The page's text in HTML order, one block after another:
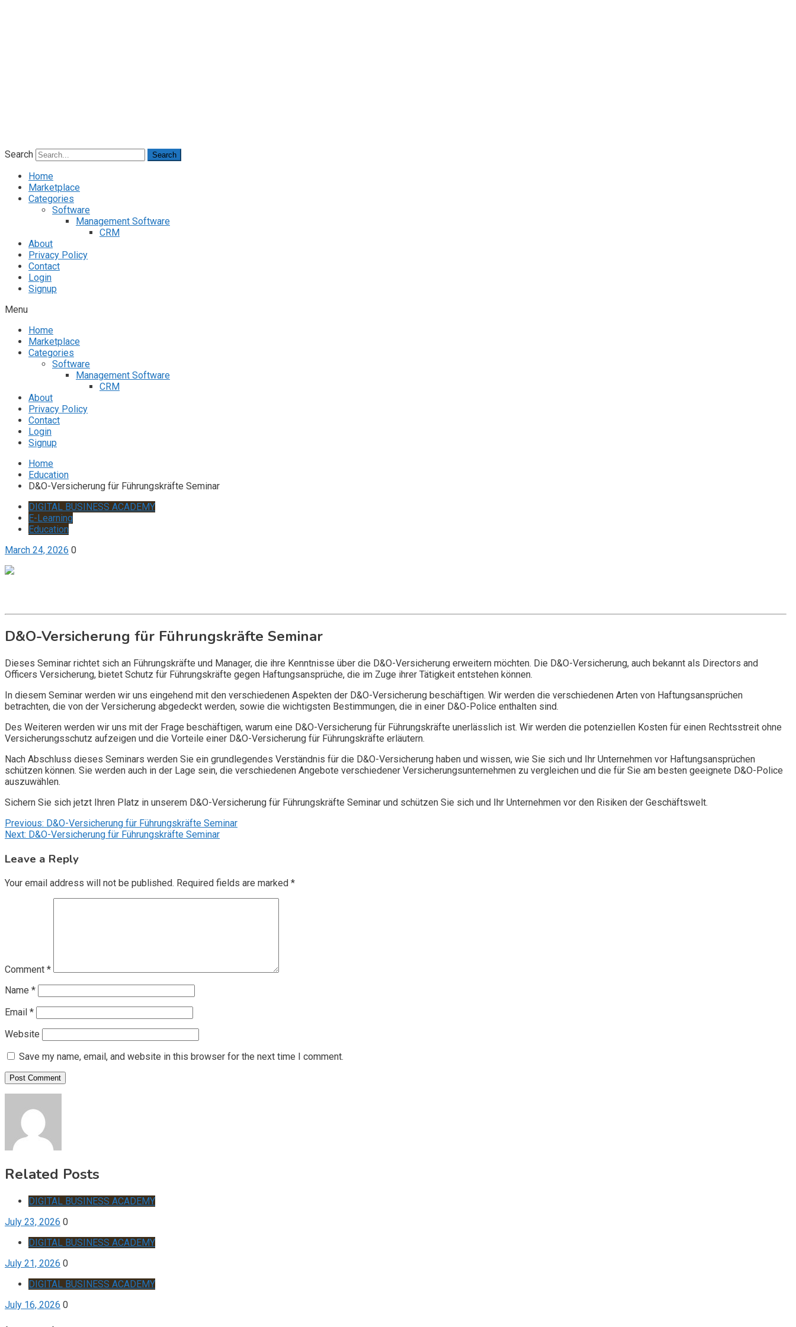
Search Search
Home
Marketplace
Categories
Software
Management Software
CRM
About
Privacy Policy
Contact
Login
Signup
Menu
Home
Marketplace
Categories
Software
Management Software
CRM
About
Privacy Policy
Contact
Login
Signup
Home
Education
D&O-Versicherung für Führungskräfte Seminar
DIGITAL BUSINESS ACADEMY
E-Learning
Education
March 24, 2026 0
D&O-Versicherung für Führungskräfte Seminar
Dieses Seminar richtet sich an Führungskräfte und Manager, die ihre Kenntnisse über die D&O-Versicherung erweitern möchten. Die D&O-Versicherung, auch bekannt als Directors and
Officers Versicherung, bietet Schutz für Führungskräfte gegen Haftungsansprüche, die im Zuge ihrer Tätigkeit entstehen können.
In diesem Seminar werden wir uns eingehend mit den verschiedenen Aspekten der D&O-Versicherung beschäftigen. Wir werden die verschiedenen Arten von Haftungsansprüchen
betrachten, die von der Versicherung abgedeckt werden, sowie die wichtigsten Bestimmungen, die in einer D&O-Police enthalten sind.
Des Weiteren werden wir uns mit der Frage beschäftigen, warum eine D&O-Versicherung für Führungskräfte unerlässlich ist. Wir werden die potenziellen Kosten für einen Rechtsstreit ohne
Versicherungsschutz aufzeigen und die Vorteile einer D&O-Versicherung für Führungskräfte erläutern.
Nach Abschluss dieses Seminars werden Sie ein grundlegendes Verständnis für die D&O-Versicherung haben und wissen, wie Sie sich und Ihr Unternehmen vor Haftungsansprüchen
schützen können. Sie werden auch in der Lage sein, die verschiedenen Angebote verschiedener Versicherungsunternehmen zu vergleichen und die für Sie am besten geeignete D&O-Police
auszuwählen.
Sichern Sie sich jetzt Ihren Platz in unserem D&O-Versicherung für Führungskräfte Seminar und schützen Sie sich und Ihr Unternehmen vor den Risiken der Geschäftswelt.
Post
navigation
Previous: D&O-Versicherung für Führungskräfte Seminar
Next: D&O-Versicherung für Führungskräfte Seminar
Leave a Reply
Your email address will not be published. Required fields are marked *
Comment *
Name *
Email *
Website
Save my name, email, and website in this browser for the next time I comment.
Related Posts
DIGITAL BUSINESS ACADEMY
July 23, 2026 0
DIGITAL BUSINESS ACADEMY
July 21, 2026 0
DIGITAL BUSINESS ACADEMY
July 16, 2026 0